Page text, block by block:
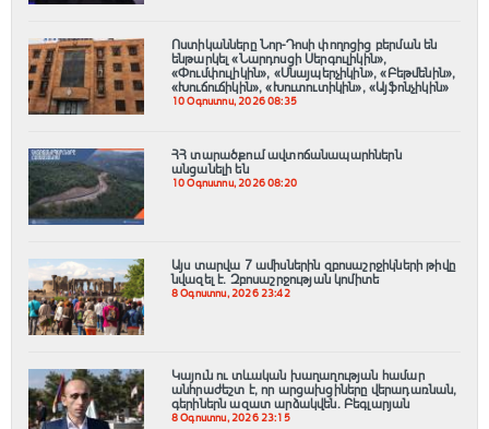
Ոստիկանները Նոր-Դոսի փողոցից բերման են
ենթարկել «Նարդոսցի Սերգուլիկին»,
«Փումփուլիկին», «Սնայպերչիկին», «Բեթմենին»,
«Խուճուճիկին», «Խուտուտիկին», «Այֆոնչիկին»
10 Օգոստոս, 2026 08:35
ՀՀ տարածքում ավտոճանապարհներն
անցանելի են
10 Օգոստոս, 2026 08:20
Այս տարվա 7 ամիսներին զբոսաշրջիկների թիվը
նվազել է. Զբոսաշրջության կոմիտե
8 Օգոստոս, 2026 23:42
Կայուն ու տևական խաղաղության համար
անհրաժեշտ է, որ արցախցիները վերադառնան,
գերիներն ազատ արձակվեն․ Բեգլարյան
8 Օգոստոս, 2026 23:15